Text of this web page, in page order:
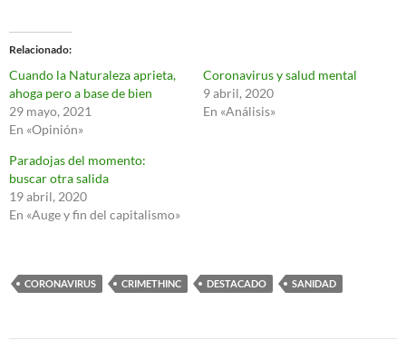
Relacionado
Cuando la Naturaleza aprieta,
ahoga pero a base de bien
29 mayo, 2021
En «Opinión»
Coronavirus y salud mental
9 abril, 2020
En «Análisis»
Paradojas del momento:
buscar otra salida
19 abril, 2020
En «Auge y fin del capitalismo»
CORONAVIRUS CRIMETHINC DESTACADO SANIDAD